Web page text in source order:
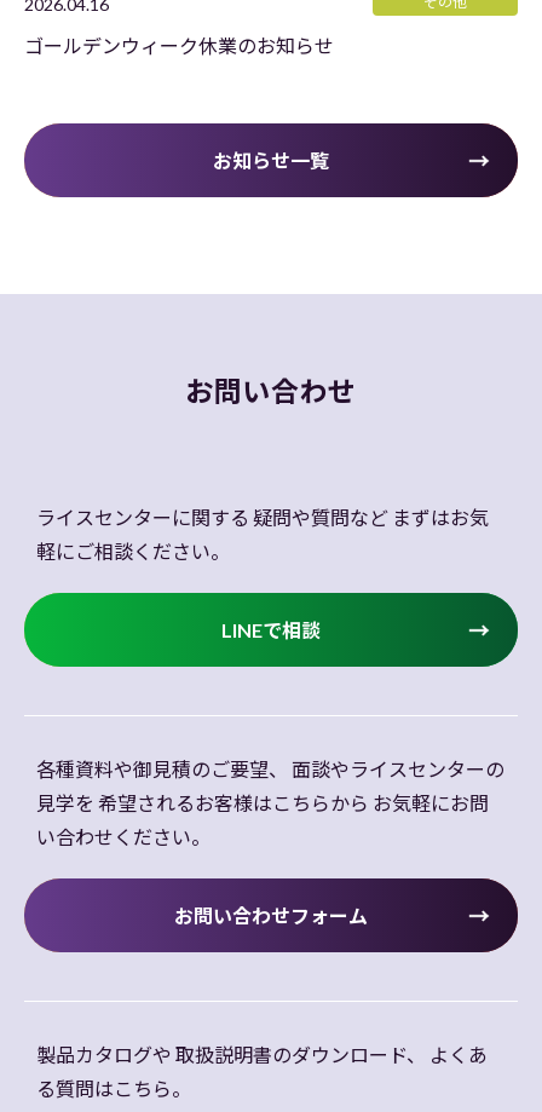
2026.04.16
ゴールデンウィーク休業のお知らせ
お知らせ一覧
お問い合わせ
ライスセンターに関する 疑問や質問など まずはお気
軽にご相談ください。
LINEで相談
各種資料や御見積のご要望、
面談やライスセンターの
見学を 希望されるお客様はこちらから お気軽にお問
い合わせください。
お問い合わせフォーム
製品カタログや 取扱説明書のダウンロード、
よくあ
る質問はこちら。